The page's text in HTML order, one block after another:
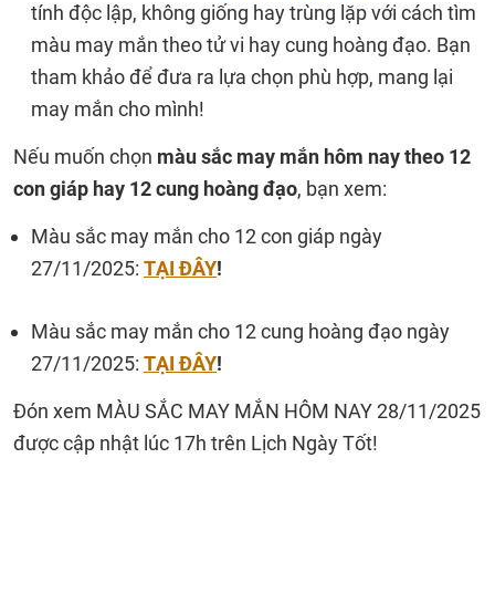
tính độc lập, không giống hay trùng lặp với cách tìm
màu may mắn theo tử vi hay cung hoàng đạo. Bạn
tham khảo để đưa ra lựa chọn phù hợp, mang lại
may mắn cho mình!
Nếu muốn chọn màu sắc may mắn hôm nay theo 12
con giáp hay 12 cung hoàng đạo, bạn xem:
Màu sắc may mắn cho 12 con giáp ngày
27/11/2025: TẠI ĐÂY!
Màu sắc may mắn cho 12 cung hoàng đạo ngày
27/11/2025: TẠI ĐÂY!
Đón xem MÀU SẮC MAY MẮN HÔM NAY 28/11/2025
được cập nhật lúc 17h trên Lịch Ngày Tốt!